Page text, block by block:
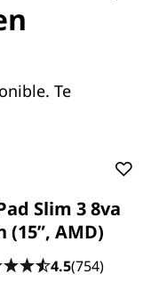
Te
Slim 3 8va
(15”, AMD)
4.5(754)